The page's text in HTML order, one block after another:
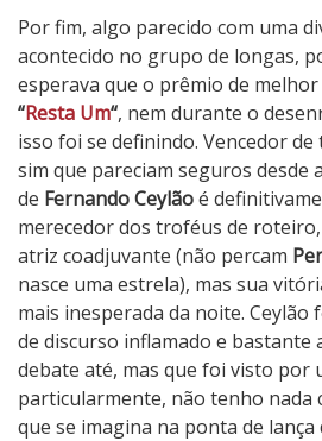
Por fim, algo parecido com uma
acontecido no grupo de longas,
esperava que o prêmio de
“Resta Um“, nem durante o
isso foi se definindo. Vencedor
sim que pareciam seguros desde
de Fernando Ceylãoé
merecedor dos troféus de
atriz coadjuvante (não percam
nasce uma estrela), mas sua
mais inesperada da noite. Ceylão
de discurso inflamado e bastante
debate até, mas que foi visto por
particularmente, não tenho nada
que se imagina na ponta de lança